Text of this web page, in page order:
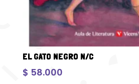
EL GATO NEGRO N/C
$ 58.000